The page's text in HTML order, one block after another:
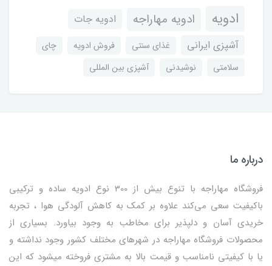
ادویه ادویه مهاراجه
ادویه جات
آشپزی ایرانی
غذای سنتی فروش ادویه
چای
سلامتی
نوشیدنی آشپزی بین المللی
درباره ما
فروشگاه مهاراجه با تنوع بیش از 300 نوع ادویه ساده و ترکیبی
باکیفیت سعی می‌کند علاوه بر کمک به کاهش آلودگی هوا ، تجربه
خریدی آسان و دلپذیر برای مخاطب به وجود بیاورد. بسیاری از
محصولات فروشگاه مهاراجه در شهرهای مختلف کشور وجود نداشته و
یا با کیفیتی نامناسب و قیمت بالا به مشتری فروخته میشود که این